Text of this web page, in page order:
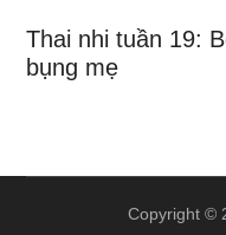
Thai nhi tuần 19:
bụng mẹ
Copyright ©